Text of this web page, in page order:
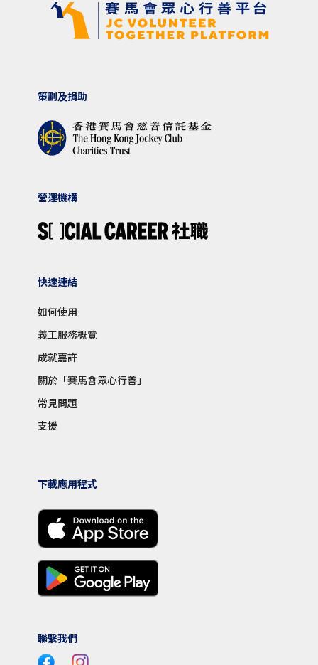
策劃及捐助
營運機構
快速連結
如何使用
義工服務概覽
成就嘉許
關於「賽馬會眾心行善」
常見問題
支援
下載應用程式
聯繫我們